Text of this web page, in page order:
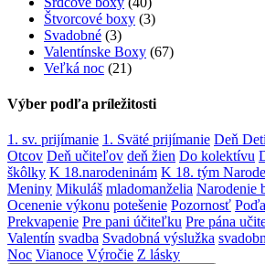
Štvorcové boxy (3)
Svadobné (3)
Valentínske Boxy (67)
Veľká noc (21)
Výber podľa príležitosti
1. sv. prijímanie 1. Sväté prijímanie Deň
Otcov Deň učiteľov deň žien Do kolektívu
škôlky K 18.narodeninám K 18. tým
Meniny Mikuláš mladomanželia Narodenie
Ocenenie výkonu potešenie Pozornosť
Prekvapenie Pre pani účiteľku Pre pána
Valentín svadba Svadobná výslužka
Noc Vianoce Výročie Z lásky